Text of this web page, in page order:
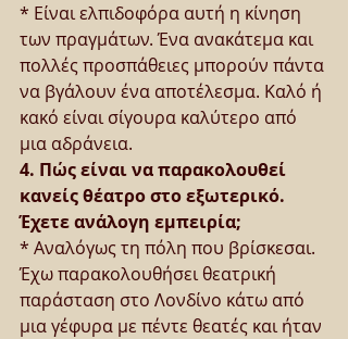
* Είναι ελπιδοφόρα αυτή η κίνηση
των πραγμάτων. Ένα ανακάτεμα και
πολλές προσπάθειες μπορούν πάντα
να βγάλουν ένα αποτέλεσμα. Καλό ή
κακό είναι σίγουρα καλύτερο από
μια αδράνεια.
4. Πώς είναι να παρακολουθεί
κανείς θέατρο στο εξωτερικό.
Έχετε ανάλογη εμπειρία;
* Αναλόγως τη πόλη που βρίσκεσαι.
Έχω παρακολουθήσει θεατρική
παράσταση στο Λονδίνο κάτω από
μια γέφυρα με πέντε θεατές και ήταν